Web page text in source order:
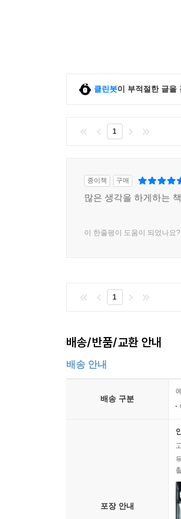
그러나 무엇보다 내가 쉬
고 있다는 점이다. 쉬운 영
있다. 쉬운 영어도 그 많은
효율적인 방법으로 이름난
이 책을 준비하면서 내내
들인 시간의 가치만큼 쓸모
클린봇이 부적절한 글을
1
종이책 구매
많은 생각을 하게하는
이 한줄평이 도움이 되었나요?
1
배송/반품/교환 안내
배송 안내
배송 구분
포장 안내